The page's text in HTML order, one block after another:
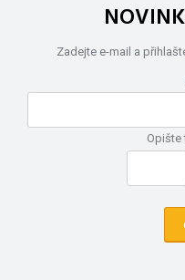
Zadejte e-mail a
Opište